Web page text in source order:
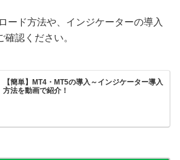
ード方法や、インジケーターの導入
認ください。
【簡単】MT4・MT5の導入～インジケーター導入
方法を動画で紹介！